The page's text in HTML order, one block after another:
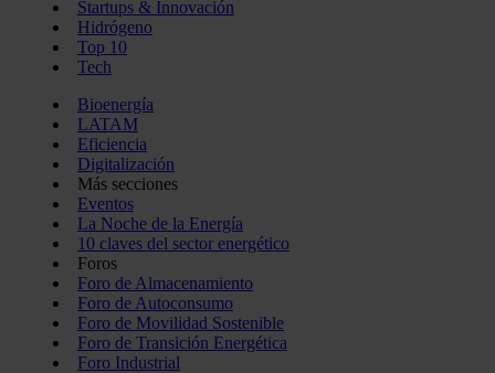
Startups & Innovación
Hidrógeno
Top 10
Tech
Bioenergía
LATAM
Eficiencia
Digitalización
Más secciones
Eventos
La Noche de la Energía
10 claves del sector energético
Foros
Foro de Almacenamiento
Foro de Autoconsumo
Foro de Movilidad Sostenible
Foro de Transición Energética
Foro Industrial